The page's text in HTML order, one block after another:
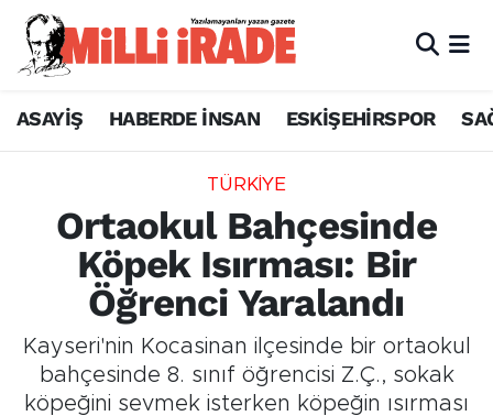
ASAYİŞ HABERDE İNSAN ESKİŞEHİRSPOR
TÜRKİYE
Ortaokul Bahçesinde
Köpek Isırması: Bir
Öğrenci Yaralandı
Kayseri'nin Kocasinan ilçesinde bir ortaokul
bahçesinde 8. sınıf öğrencisi Z.Ç., sokak
köpeğini sevmek isterken köpeğin ısırması